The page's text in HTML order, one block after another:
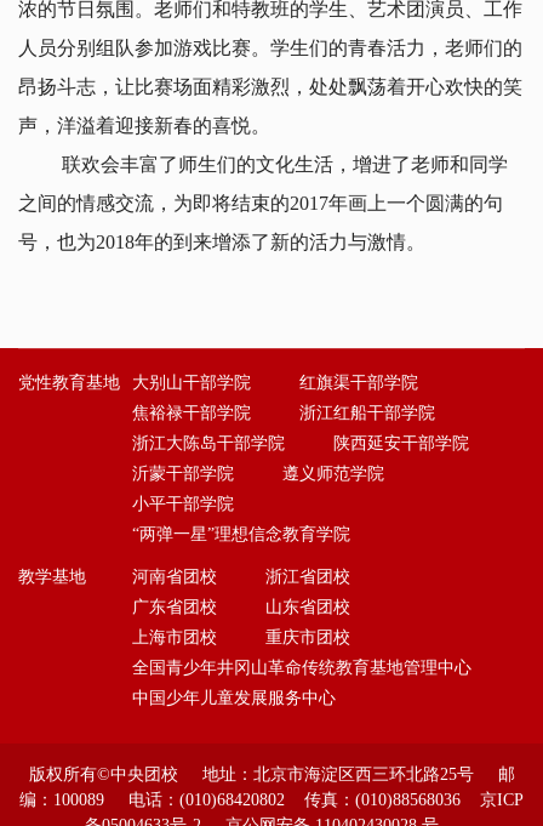
浓的节日氛围。老师们和特教班的学生、艺术团演员、工作
人员分别组队参加游戏比赛。学生们的青春活力，老师们的
昂扬斗志，让比赛场面精彩激烈，处处飘荡着开心欢快的笑
声，洋溢着迎接新春的喜悦。
联欢会丰富了师生们的文化生活，增进了老师和同学
之间的情感交流，为即将结束的2017年画上一个圆满的句
号，也为2018年的到来增添了新的活力与激情。
党性教育基地 大别山干部学院
红旗渠干部学院
焦裕禄干部学院
浙江红船干部学院
浙江大陈岛干部学院
陕西延安干部学院
沂蒙干部学院
遵义师范学院
小平干部学院
“两弹一星”理想信念教育学院
教学基地 河南省团校
浙江省团校
广东省团校
山东省团校
上海市团校
重庆市团校
全国青少年井冈山革命传统教育基地管理中心
中国少年儿童发展服务中心
版权所有©中央团校 地址：北京市海淀区西三环北路25号 邮
编：100089 电话：(010)68420802 传真：(010)88568036 京ICP